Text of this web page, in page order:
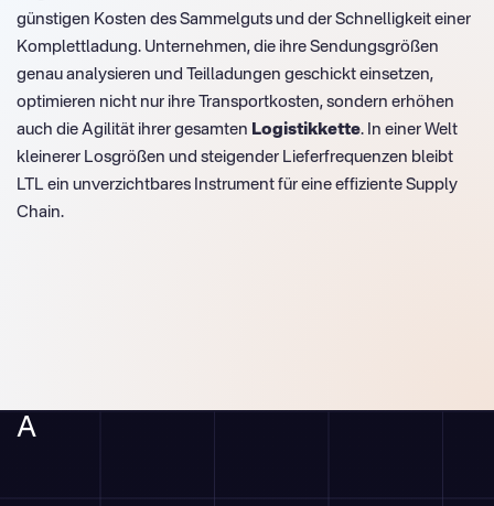
günstigen Kosten des Sammelguts und der Schnelligkeit einer
Komplettladung. Unternehmen, die ihre Sendungsgrößen
genau analysieren und Teilladungen geschickt einsetzen,
optimieren nicht nur ihre Transportkosten, sondern erhöhen
auch die Agilität ihrer gesamten Logistikkette. In einer Welt
kleinerer Losgrößen und steigender Lieferfrequenzen bleibt
LTL ein unverzichtbares Instrument für eine effiziente Supply
Chain.
A